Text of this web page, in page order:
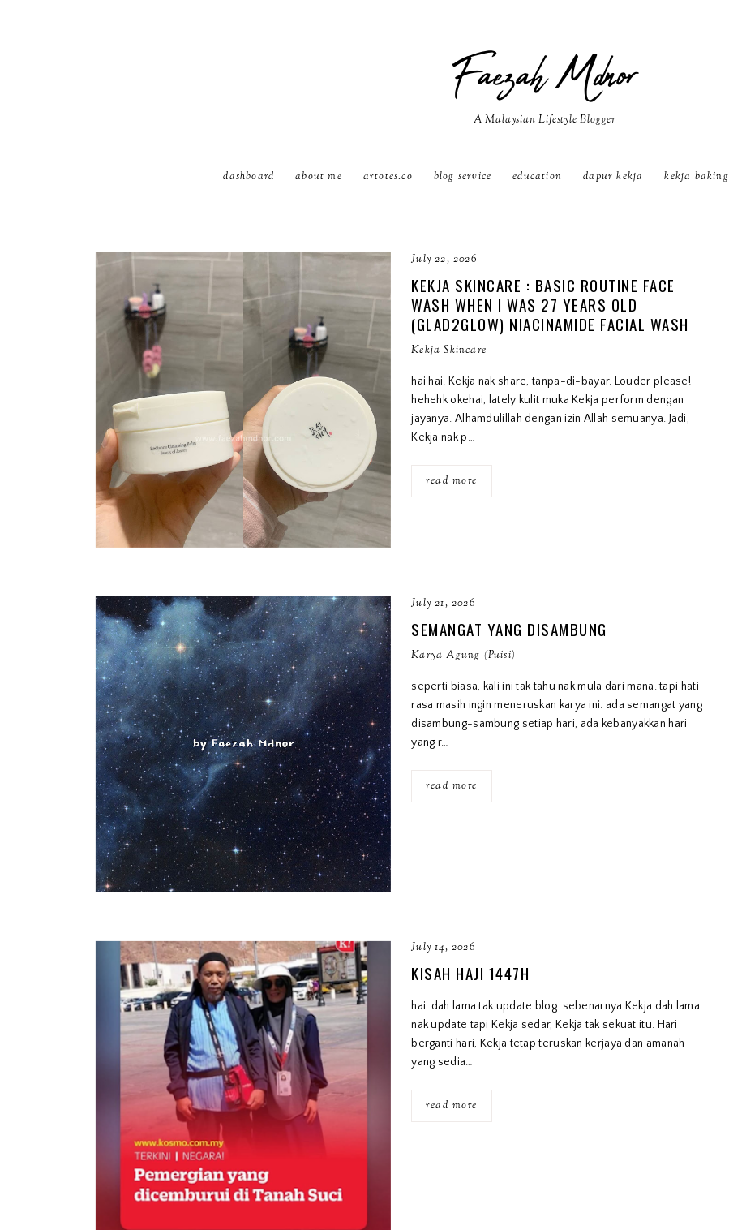
Faezah Mdnor
A Malaysian Lifestyle Blogger
dashboard about me artotes.co blog service education dapur kekja kekja baking
July 22, 2026
KEKJA SKINCARE : BASIC ROUTINE FACE
WASH WHEN I WAS 27 YEARS OLD
(GLAD2GLOW) NIACINAMIDE FACIAL WASH
Kekja Skincare
hai hai. Kekja nak share, tanpa-di-bayar. Louder please!
hehehk okehai, lately kulit muka Kekja perform dengan
jayanya. Alhamdulillah dengan izin Allah semuanya. Jadi,
Kekja nak p…
read more
July 21, 2026
SEMANGAT YANG DISAMBUNG
Karya Agung (Puisi)
seperti biasa, kali ini tak tahu nak mula dari mana. tapi hati
rasa masih ingin meneruskan karya ini. ada semangat yang
disambung-sambung setiap hari, ada kebanyakkan hari
yang r…
read more
July 14, 2026
KISAH HAJI 1447H
hai. dah lama tak update blog. sebenarnya Kekja dah lama
nak update tapi Kekja sedar, Kekja tak sekuat itu. Hari
berganti hari, Kekja tetap teruskan kerjaya dan amanah
yang sedia…
read more